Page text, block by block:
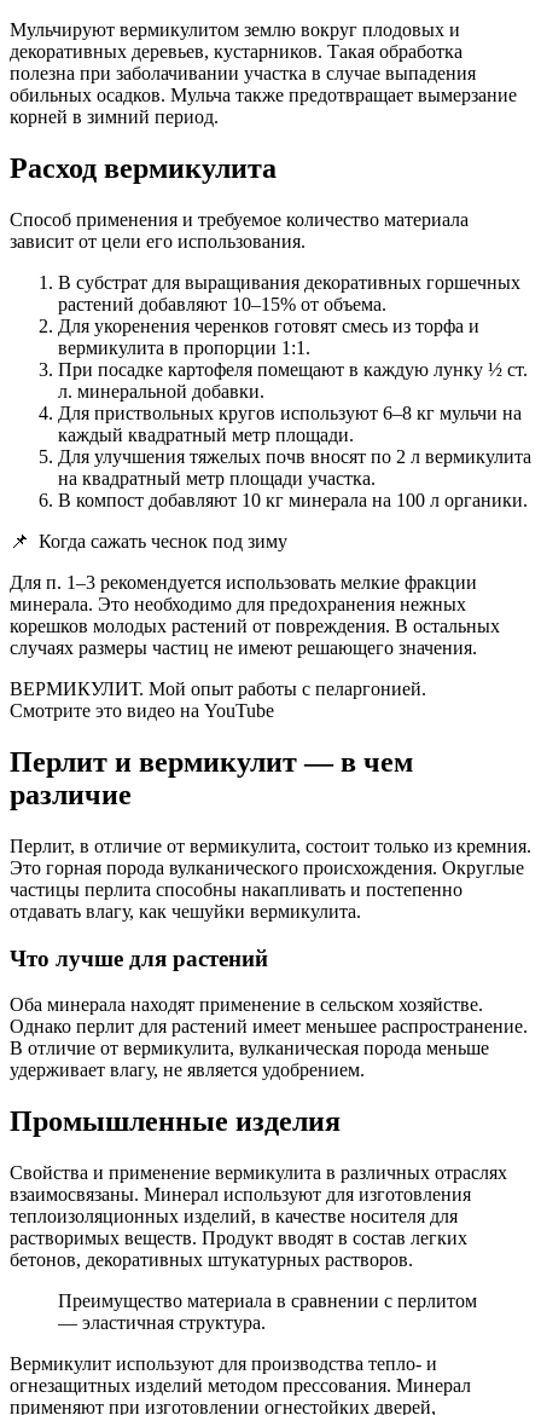
Мульчируют вермикулитом землю вокруг плодовых и
декоративных деревьев, кустарников. Такая обработка
полезна при заболачивании участка в случае выпадения
обильных осадков. Мульча также предотвращает вымерзание
корней в зимний период.
Расход вермикулита
Способ применения и требуемое количество материала
зависит от цели его использования.
В субстрат для выращивания декоративных горшечных
растений добавляют 10–15% от объема.
Для укоренения черенков готовят смесь из торфа и
вермикулита в пропорции 1:1.
При посадке картофеля помещают в каждую лунку ½ ст.
л. минеральной добавки.
Для приствольных кругов используют 6–8 кг мульчи на
каждый квадратный метр площади.
Для улучшения тяжелых почв вносят по 2 л вермикулита
на квадратный метр площади участка.
В компост добавляют 10 кг минерала на 100 л органики.
📌 Когда сажать чеснок под зиму
Для п. 1–3 рекомендуется использовать мелкие фракции
минерала. Это необходимо для предохранения нежных
корешков молодых растений от повреждения. В остальных
случаях размеры частиц не имеют решающего значения.
ВЕРМИКУЛИТ. Мой опыт работы с пеларгонией.
Смотрите это видео на YouTube
Перлит и вермикулит — в чем
различие
Перлит, в отличие от вермикулита, состоит только из кремния.
Это горная порода вулканического происхождения. Округлые
частицы перлита способны накапливать и постепенно
отдавать влагу, как чешуйки вермикулита.
Что лучше для растений
Оба минерала находят применение в сельском хозяйстве.
Однако перлит для растений имеет меньшее распространение.
В отличие от вермикулита, вулканическая порода меньше
удерживает влагу, не является удобрением.
Промышленные изделия
Свойства и применение вермикулита в различных отраслях
взаимосвязаны. Минерал используют для изготовления
теплоизоляционных изделий, в качестве носителя для
растворимых веществ. Продукт вводят в состав легких
бетонов, декоративных штукатурных растворов.
Преимущество материала в сравнении с перлитом
— эластичная структура.
Вермикулит используют для производства тепло- и
огнезащитных изделий методом прессования. Минерал
применяют при изготовлении огнестойких дверей,